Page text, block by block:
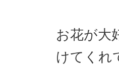
お花が大
けてくれ